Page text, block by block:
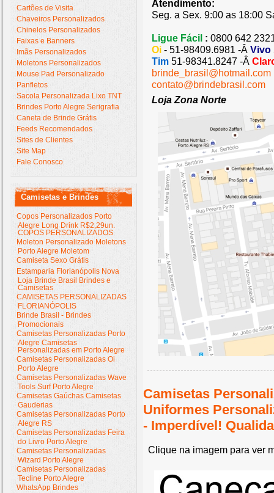
Cartões de Visita
Chaveiros Personalizados
Chinelos Personalizados
Faixas e Banners
Imãs Personalizados
Moletons Personalizados
Mouse Pad Personalizado
Panfletos
Sacola Personalizada Lixo TNT
Brindes Porto Alegre Serigrafia
Caneta de Brinde Grátis
Feeds Recomendados
Sites de Clientes
Site Map
Fale Conosco
Camisetas e Brindes
Copos Personalizados Porto
Alegre Long Drink R$2,29un.
COPOS PERSONALIZADOS
Moleton Personalizado Moletons
Porto Alegre Moletom
Camiseta Sexo Grátis
Estamparia Florianópolis Nova
Loja Brinde Brasil Brindes e
Camisetas
CAMISETAS PERSONALIZADAS
FLORIANÓPOLIS
Brinde Brasil - Brindes
Promocionais
Camisetas Personalizadas Porto
Alegre Camisetas
Personalizadas em Porto Alegre
Camisetas Personalizadas Oi
Porto Alegre
Camisetas Personalizadas Wave
Tools Surf Porto Alegre
Camisetas Gaúchas Camisetas
Gauderias
Camisetas Personalizadas Porto
Alegre RS
Camisetas Personalizadas Feira
do Livro Porto Alegre
Camisetas Personalizadas
Wizard Porto Alegre
Camisetas Personalizadas
Tecline Porto Alegre
WhatsApp Brindes
Atendimento:
Seg. a Sex. 9:00 as 18:00
Ligue Fácil : 0800 642
Oi - 51-98409.6981 -Â Vivo
Tim 51-98341.8247 -Â
brinde_brasil@hotmail.com
contato@brindebrasil.com
Loja Zona Norte
Camisetas
Uniformes
- Imperdível!
Clique na imagem para ver